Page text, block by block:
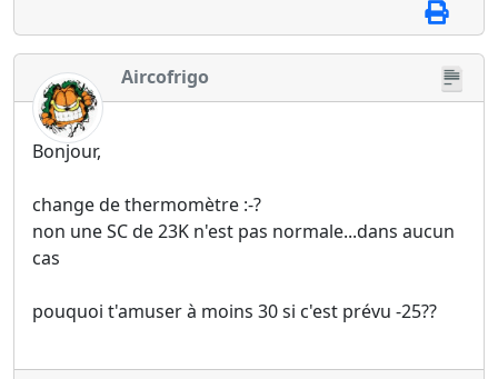
Aircofrigo
Bonjour,
change de thermomètre :-?
non une SC de 23K n'est pas normale...dans aucun
cas
pouquoi t'amuser à moins 30 si c'est prévu -25??